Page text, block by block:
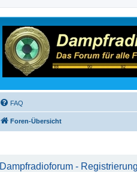
FAQ
Foren-Übersicht
Dampfradioforum - Registrierung